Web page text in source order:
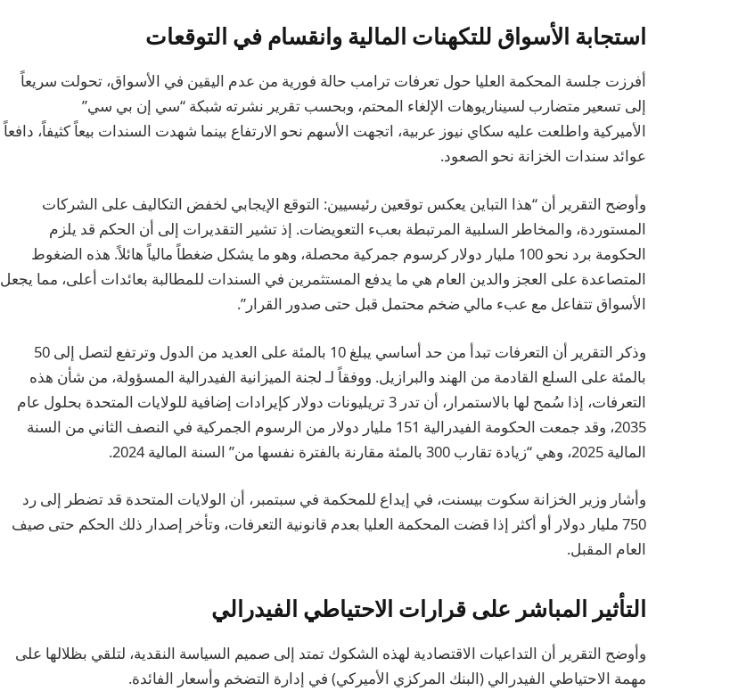
استجابة الأسواق للتكهنات المالية وانقسام في التوقعات
أفرزت جلسة المحكمة العليا حول تعرفات ترامب حالة فورية من عدم اليقين في الأسواق، تحولت سريعاً
إلى تسعير متضارب لسيناريوهات الإلغاء المحتم، وبحسب تقرير نشرته شبكة “سي إن بي سي”
الأميركية واطلعت عليه سكاي نيوز عربية، اتجهت الأسهم نحو الارتفاع بينما شهدت السندات بيعاً كثيفاً، دافعاً
عوائد سندات الخزانة نحو الصعود.
وأوضح التقرير أن “هذا التباين يعكس توقعين رئيسيين: التوقع الإيجابي لخفض التكاليف على الشركات
المستوردة، والمخاطر السلبية المرتبطة بعبء التعويضات. إذ تشير التقديرات إلى أن الحكم قد يلزم
الحكومة برد نحو 100 مليار دولار كرسوم جمركية محصلة، وهو ما يشكل ضغطاً مالياً هائلاً. هذه الضغوط
المتصاعدة على العجز والدين العام هي ما يدفع المستثمرين في السندات للمطالبة بعائدات أعلى، مما يجعل
الأسواق تتفاعل مع عبء مالي ضخم محتمل قبل حتى صدور القرار”.
وذكر التقرير أن التعرفات تبدأ من حد أساسي يبلغ 10 بالمئة على العديد من الدول وترتفع لتصل إلى 50
بالمئة على السلع القادمة من الهند والبرازيل. ووفقاً لـ لجنة الميزانية الفيدرالية المسؤولة، من شأن هذه
التعرفات، إذا سُمح لها بالاستمرار، أن تدر 3 تريليونات دولار كإيرادات إضافية للولايات المتحدة بحلول عام
2035، وقد جمعت الحكومة الفيدرالية 151 مليار دولار من الرسوم الجمركية في النصف الثاني من السنة
المالية 2025، وهي “زيادة تقارب 300 بالمئة مقارنة بالفترة نفسها من” السنة المالية 2024.
وأشار وزير الخزانة سكوت بيسنت، في إيداع للمحكمة في سبتمبر، أن الولايات المتحدة قد تضطر إلى رد
750 مليار دولار أو أكثر إذا قضت المحكمة العليا بعدم قانونية التعرفات، وتأخر إصدار ذلك الحكم حتى صيف
العام المقبل.
التأثير المباشر على قرارات الاحتياطي الفيدرالي
وأوضح التقرير أن التداعيات الاقتصادية لهذه الشكوك تمتد إلى صميم السياسة النقدية، لتلقي بظلالها على
مهمة الاحتياطي الفيدرالي (البنك المركزي الأميركي) في إدارة التضخم وأسعار الفائدة.